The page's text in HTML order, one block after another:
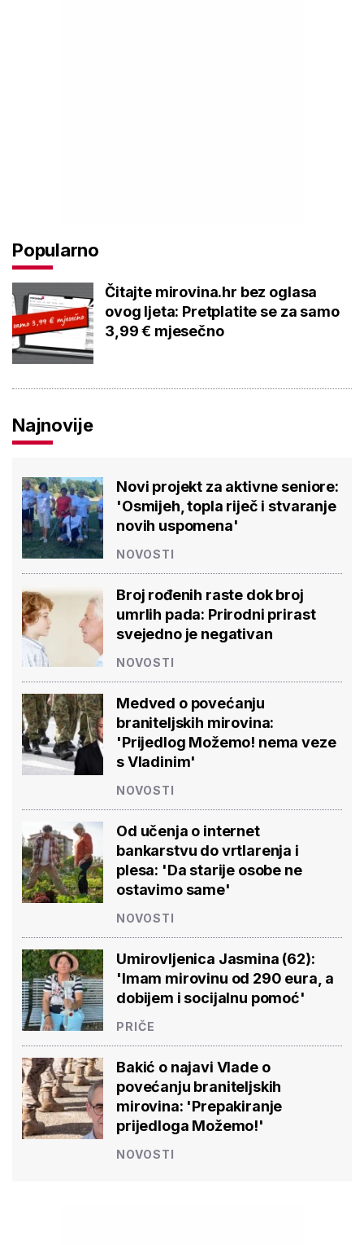
Popularno
Čitajte mirovina.hr bez oglasa
ovog ljeta: Pretplatite se za samo
3,99 € mjesečno
Najnovije
Novi projekt za aktivne seniore:
'Osmijeh, topla riječ i stvaranje
novih uspomena'
NOVOSTI
Broj rođenih raste dok broj
umrlih pada: Prirodni prirast
svejedno je negativan
NOVOSTI
Medved o povećanju
braniteljskih mirovina:
'Prijedlog Možemo! nema veze
s Vladinim'
NOVOSTI
Od učenja o internet
bankarstvu do vrtlarenja i
plesa: 'Da starije osobe ne
ostavimo same'
NOVOSTI
Umirovljenica Jasmina (62):
'Imam mirovinu od 290 eura, a
dobijem i socijalnu pomoć'
PRIČE
Bakić o najavi Vlade o
povećanju braniteljskih
mirovina: 'Prepakiranje
prijedloga Možemo!'
NOVOSTI